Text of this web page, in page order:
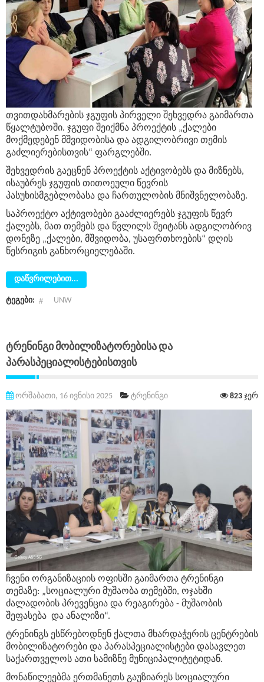
თვითდახმარების ჯგუფის პირველი შეხვედრა გაიმართა
წყალტუბოში. ჯგუფი შეიქმნა პროექტის „ქალები
მოქმედებენ მშვიდობისა და ადგილობრივი თემის
გაძლიერებისთვის“ ფარგლებში.
შეხვედრის გაეცნენ პროექტის აქტივობებს და მიზნებს,
ისაუბრეს ჯგუფის თითოეული წევრის
პასუხისმგებლობასა და ჩართულობის მნიშვნელობაზე.
საპროექტო აქტივობები გააძლიერებს ჯგუფის წევრ
ქალებს, მათ თემებს და წვლილს შეიტანს ადგილობრივ
დონეზე „ქალები, მშვიდობა, უსაფრთხოების“ დღის
წესრიგის განხორციელებაში.
დაწვრილებით...
ტეგები: UNW
Ტრენინგი Მობილიზატორებისა Და
Პარასპეციალისტებისთვის
ორშაბათი, 16 ივნისი 2025 ტრენინგი 823 ჯერ
ჩვენი ორგანიზაციის ოფისში გაიმართა ტრენინგი
თემაზე: „სოციალური მუშაობა თემებში, ოჯახში
ძალადობის პრევენცია და რეაგირება - მუშაობის
შეფასება და ანალიზი“.
ტრენინგს ესწრებოდნენ ქალთა მხარდაჭერის ცენტრების
მობილიზატორები და პარასპეციალისტები დასავლეთ
საქართველოს ათი სამიზნე მუნიციპალიტეტიდან.
მონაწილეებმა ერთმანეთს გაუზიარეს სოციალური